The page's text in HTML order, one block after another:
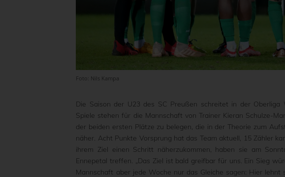
Foto: Nils Kampa
Die Saison der U23 des SC Preußen schreitet in der
Spiele stehen für die Mannschaft von Trainer Kieran Schulze-
der beiden ersten Plätze zu belegen, die in der Theorie zum
näher. Acht Punkte Vorsprung hat das Team aktuell, 15 Zähler
ihrem Ziel einen Schritt näherzukommen, haben sie am
Ennepetal treffen. „Das Ziel ist bald greifbar für uns. Ein Sieg
Mannschaft aber jede Woche nur das Gleiche sagen: Hier